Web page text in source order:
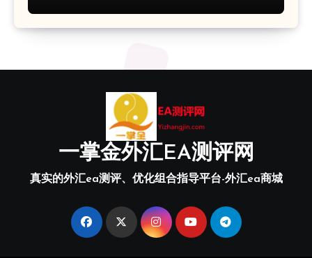
一掌金外汇EA测评网
真实的外汇ea测评、优化组合指导平台-外汇ea商城